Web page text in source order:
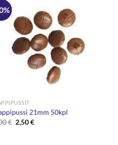
21mm 50kpl
€ Alkuperäinen
hinta
2,50€Nykyinen